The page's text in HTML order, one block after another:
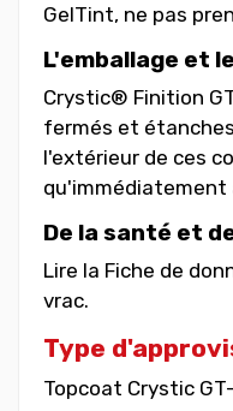
GelTint, ne pas
L'emballage et
Crystic® Finition
fermés et
l'extérieur de ces
qu'immédiatement
De la santé et
Lire la Fiche de
vrac.
Type
Topcoat Crystic